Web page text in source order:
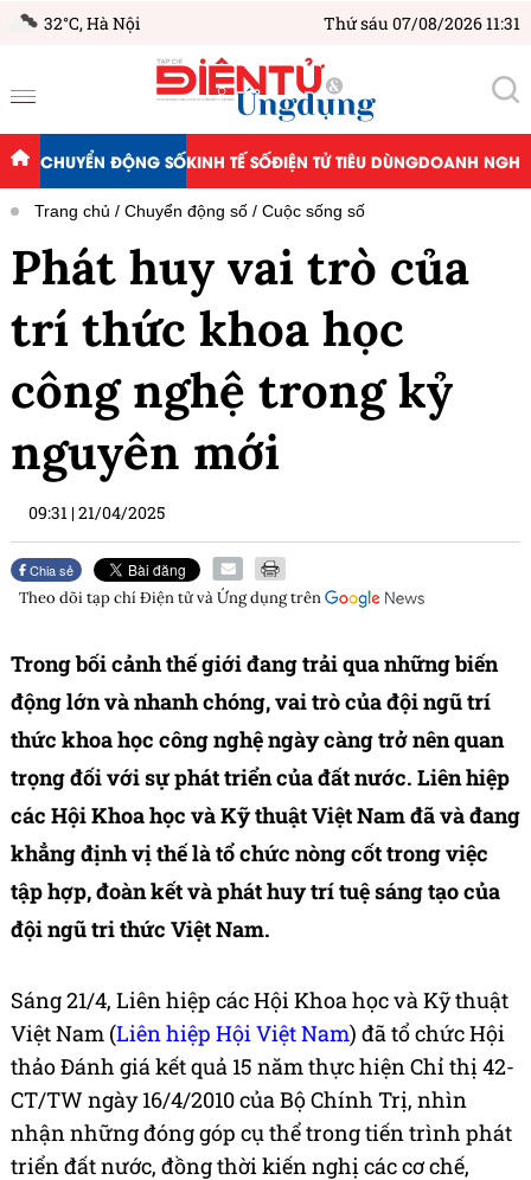
32°C,Hà Nội Thứ sáu 07/08/2026 11:31
CHUYỂN ĐỘNG SỐKINH TẾ SỐĐIỆN TỬ TIÊU DÙNGDOANH
Trang chủ Chuyển động số Cuộc sống số
Phát huy vai trò của
trí thức khoa học
công nghệ trong kỷ
nguyên mới
09:31 |21/04/2025
Chia sẻ
Theo dõi tạp chíĐiện tử và Ứng dụngtrên
Trong bối cảnh thế giới đang trải qua những biến
động lớn và nhanh chóng, vai trò của đội ngũ trí
thức khoa học công nghệ ngày càng trở nên quan
trọng đối với sự phát triển của đất nước. Liên hiệp
các Hội Khoa học và Kỹ thuật Việt Nam đã và đang
khẳng định vị thế là tổ chức nòng cốt trong việc
tập hợp, đoàn kết và phát huy trí tuệ sáng tạo của
đội ngũ tri thức Việt Nam.
Sáng 21/4, Liên hiệp các Hội Khoa học và Kỹ thuật
Việt Nam (Liên hiệp Hội Việt Nam) đã tổ chức Hội
thảo Đánh giá kết quả 15 năm thực hiện Chỉ thị 42-
CT/TW ngày 16/4/2010 của Bộ Chính Trị, nhìn
nhận những đóng góp cụ thể trong tiến trình phát
triển đất nước, đồng thời kiến nghị các cơ chế,